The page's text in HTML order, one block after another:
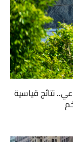
نتائج قياسية